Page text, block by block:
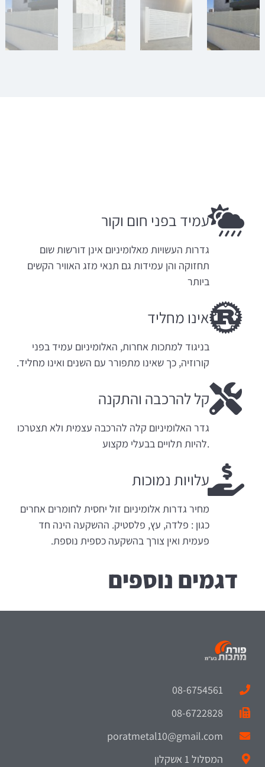
עמיד בפני חום וקור
גדרות העשויות מאלומיניום אינן דורשות שום
תחזוקה והן עמידות גם תנאי מזג האוויר הקשים
ביותר
אינו מחליד
בניגוד למתכות אחרות, האלומיניום עמיד בפני
קורוזיה, כך שאינו מתפורר עם השנים ואינו מחליד.
קל להרכבה והתקנה
גדר האלומיניום קלה להרכבה עצמית ולא תצטרכו
.להיות תלויים בבעלי מקצוע
עלויות נמוכות
מחיר גדרות אלומיניום זול יחסית לחומרים אחרים
כגון : פלדה, עץ, פלסטיק. ההשקעה הינה חד
פעמית ואין צורך בהשקעה כספית נוספת.
דגמים נוספים
08-6754561
08-6722828
poratmetal10@gmail.com
המסלול 1 אשקלון